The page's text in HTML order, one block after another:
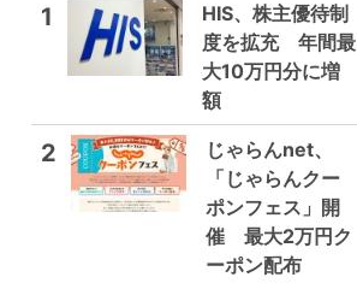
1
HIS、株主優待制
度を拡充 年間最
大10万円分に増
額
2
じゃらんnet、
「じゃらんクー
ポンフェス」開
催 最大2万円ク
ーポン配布